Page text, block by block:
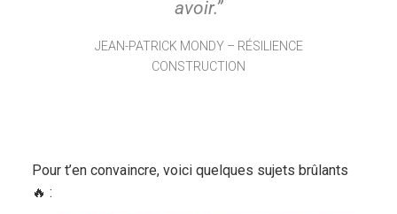
avoir.”
JEAN-PATRICK MONDY – RÉSILIENCE
CONSTRUCTION
Pour t’en convaincre, voici quelques sujets brûlants
🔥 :